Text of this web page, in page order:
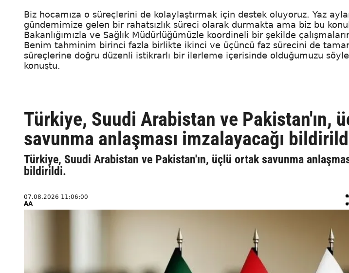
Biz hocamıza o süreçlerini de kolaylaştırmak için destek oluyoruz. Yaz
gündemimize gelen bir rahatsızlık süreci olarak durmakta ama biz bu
Bakanlığımızla ve Sağlık Müdürlüğümüzle koordineli bir şekilde
Benim tahminim birinci fazla birlikte ikinci ve üçüncü faz sürecini de
süreçlerine doğru düzenli istikrarlı bir ilerleme içerisinde olduğumuzu
konuştu.
Türkiye, Suudi Arabistan ve Pakistan'ın,
savunma anlaşması imzalayacağı
Türkiye, Suudi Arabistan ve Pakistan'ın, üçlü ortak savunma
bildirildi.
07.08.2026 11:06:00
AA